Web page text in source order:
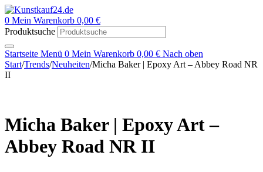
0 Mein Warenkorb 0,00 €
Produktsuche
Startseite Menü 0 Mein Warenkorb 0,00 € Nach oben
Start/Trends/Neuheiten/Micha Baker | Epoxy Art – Abbey Road NR
II
Micha Baker | Epoxy Art –
Abbey Road NR II